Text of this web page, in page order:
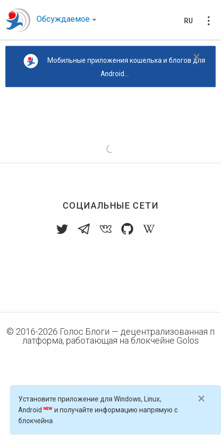
Обсуждаемое RU
×
Мобильные приложения кошелька и блогов для
Android...
СОЦИАЛЬНЫЕ СЕТИ
© 2016-2026 Голос Блоги — децентрализованная п
латформа, работающая на блокчейне Golos
×
Установите приложение для Windows, Linux,
Android
и получайте информацию напрямую с
блокчейна